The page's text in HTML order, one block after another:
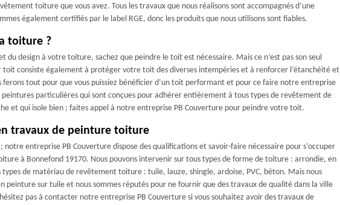
toiture que vous avez. Tous les travaux que nous réalisons sont accompagnés d’une
également certifiés par le label RGE, donc les produits que nous utilisons sont fiables.
toiture ?
du design à votre toiture, sachez que peindre le toit est nécessaire. Mais ce n’est pas son seul
consiste également à protéger votre toit des diverses intempéries et à renforcer l’étanchéité et
ferons tout pour que vous puissiez bénéficier d’un toit performant et pour ce faire notre entreprise
peintures particulières qui sont conçues pour adhérer entièrement à tous types de revêtement de
et qui isole bien ; faites appel à notre entreprise PB Couverture pour peindre votre toit.
travaux de peinture toiture
notre entreprise PB Couverture dispose des qualifications et savoir-faire nécessaire pour s’occuper
à Bonnefond 19170. Nous pouvons intervenir sur tous types de forme de toiture : arrondie, en
de matériau de revêtement toiture : tuile, lauze, shingle, ardoise, PVC, béton. Mais nous
peinture sur tuile et nous sommes réputés pour ne fournir que des travaux de qualité dans la ville
pas à contacter notre entreprise PB Couverture si vous souhaitez avoir des travaux de